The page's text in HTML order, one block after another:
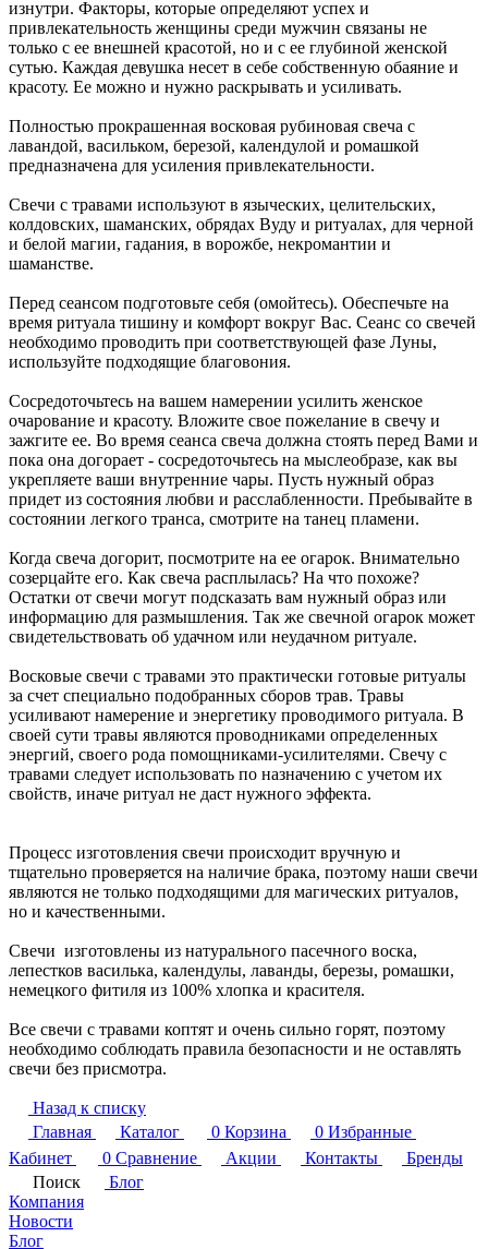
изнутри. Факторы, которые определяют успех и
привлекательность женщины среди мужчин связаны не
только с ее внешней красотой, но и с ее глубиной женской
сутью. Каждая девушка несет в себе собственную обаяние и
красоту. Ее можно и нужно раскрывать и усиливать.
Полностью прокрашенная восковая рубиновая свеча с
лавандой, васильком, березой, календулой и ромашкой
предназначена для усиления привлекательности.
Свечи с травами используют в языческих, целительских,
колдовских, шаманских, обрядах Вуду и ритуалах, для черной
и белой магии, гадания, в ворожбе, некромантии и
шаманстве.
Перед сеансом подготовьте себя (омойтесь). Обеспечьте на
время ритуала тишину и комфорт вокруг Вас. Сеанс со свечей
необходимо проводить при соответствующей фазе Луны,
используйте подходящие благовония.
Сосредоточьтесь на вашем намерении усилить женское
очарование и красоту. Вложите свое пожелание в свечу и
зажгите ее. Во время сеанса свеча должна стоять перед Вами и
пока она догорает - сосредоточьтесь на мыслеобразе, как вы
укрепляете ваши внутренние чары. Пусть нужный образ
придет из состояния любви и расслабленности. Пребывайте в
состоянии легкого транса, смотрите на танец пламени.
Когда свеча догорит, посмотрите на ее огарок. Внимательно
созерцайте его. Как свеча расплылась? На что похоже?
Остатки от свечи могут подсказать вам нужный образ или
информацию для размышления. Так же свечной огарок может
свидетельствовать об удачном или неудачном ритуале.
Восковые свечи с травами это практически готовые ритуалы
за счет специально подобранных сборов трав. Травы
усиливают намерение и энергетику проводимого ритуала. В
своей сути травы являются проводниками определенных
энергий, своего рода помощниками-усилителями. Свечу с
травами следует использовать по назначению с учетом их
свойств, иначе ритуал не даст нужного эффекта.
Процесс изготовления свечи происходит вручную и
тщательно проверяется на наличие брака, поэтому наши свечи
являются не только подходящими для магических ритуалов,
но и качественными.
Свечи изготовлены из натурального пасечного воска,
лепестков василька, календулы, лаванды, березы, ромашки,
немецкого фитиля из 100% хлопка и красителя.
Все свечи с травами коптят и очень сильно горят, поэтому
необходимо соблюдать правила безопасности и не оставлять
свечи без присмотра.
Назад к списку
Главная
Каталог 0 Корзина 0 Избранные
Кабинет
0 Сравнение Акции Контакты
Бренды
Поиск
Блог
Компания
Новости
Блог